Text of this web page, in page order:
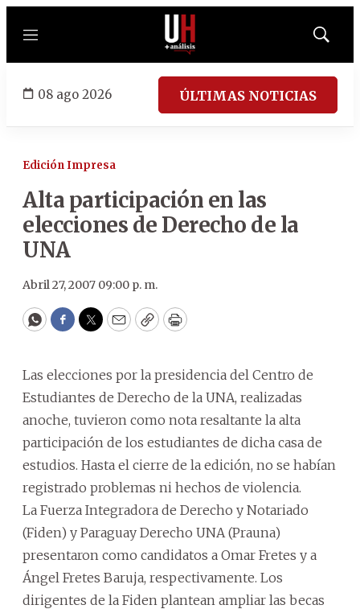
Menú
Mostrar
08 ago 2026 ÚLTIMAS NOTICIAS
Edición Impresa
Alta participación en las
elecciones de Derecho de la
UNA
Abril 27, 2007 09:00 p. m.
WhatsApp
Facebook
Twitter
EmailCopyPrint
Las elecciones por la presidencia del Centro de
Estudiantes de Derecho de la UNA, realizadas
anoche, tuvieron como nota resaltante la alta
participación de los estudiantes de dicha casa de
estudios. Hasta el cierre de la edición, no se habían
registrado problemas ni hechos de violencia.
La Fuerza Integradora de Derecho y Notariado
(Fiden) y Paraguay Derecho UNA (Prauna)
presentaron como candidatos a Omar Fretes y a
Ángel Fretes Baruja, respectivamente. Los
dirigentes de la Fiden plantean ampliar las becas